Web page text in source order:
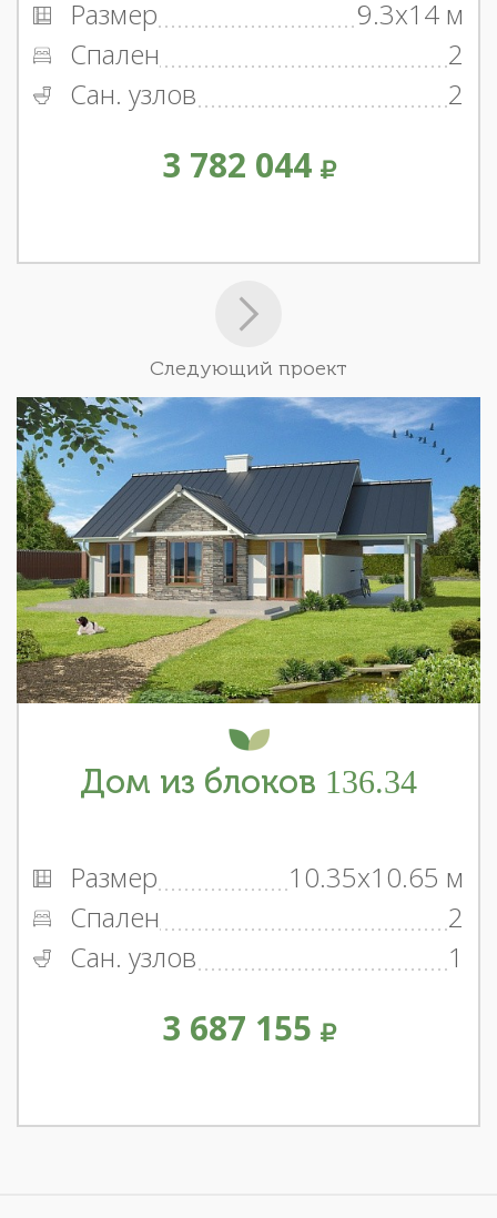
Размер
9.3x14 м
Спален
2
Сан. узлов
2
3 782 044
Следующий проект
Дом из блоков 136.34
Размер
10.35x10.65 м
Спален
2
Сан. узлов
1
3 687 155